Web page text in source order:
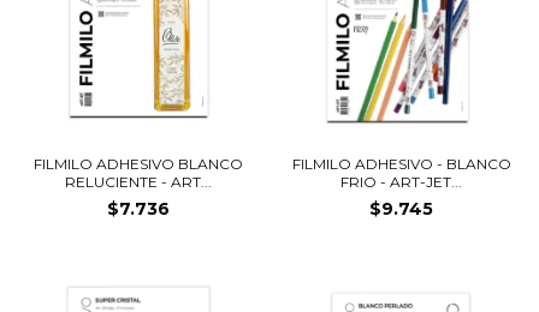
FILMILO ADHESIVO BLANCO
RELUCIENTE - ART...
$7.736
FILMILO ADHESIVO - BLANCO
FRIO - ART-JET...
$9.745